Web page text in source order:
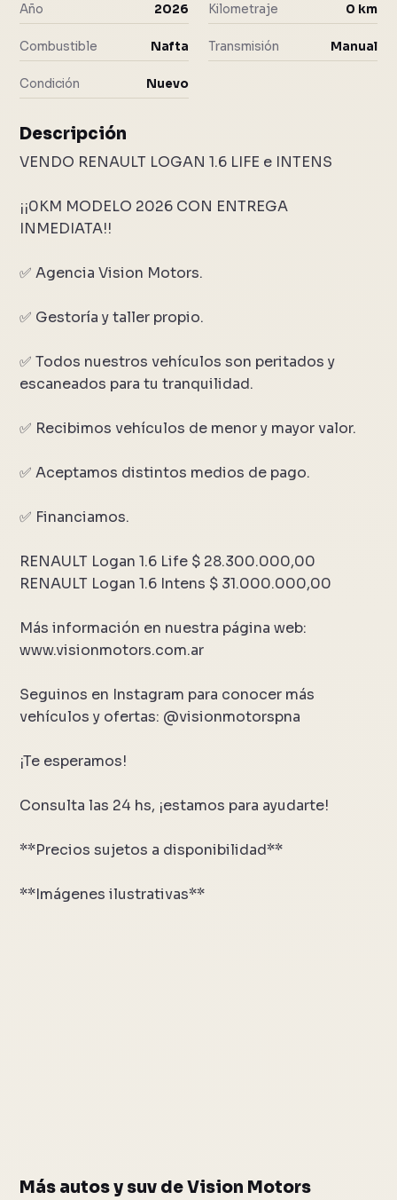
Año 2026 Kilometraje 0 km
Combustible Nafta Transmisión Manual
Condición Nuevo
Descripción
VENDO RENAULT LOGAN 1.6 LIFE e INTENS
¡¡0KM MODELO 2026 CON ENTREGA
INMEDIATA!!
✅ Agencia Vision Motors.
✅ Gestoría y taller propio.
✅ Todos nuestros vehículos son peritados y
escaneados para tu tranquilidad.
✅ Recibimos vehículos de menor y mayor valor.
✅ Aceptamos distintos medios de pago.
✅ Financiamos.
RENAULT Logan 1.6 Life $ 28.300.000,00
RENAULT Logan 1.6 Intens $ 31.000.000,00
Más información en nuestra página web:
www.visionmotors.com.ar
Seguinos en Instagram para conocer más
vehículos y ofertas: @visionmotorspna
¡Te esperamos!
Consulta las 24 hs, ¡estamos para ayudarte!
**Precios sujetos a disponibilidad**
**Imágenes ilustrativas**
Más autos y suv de Vision Motors